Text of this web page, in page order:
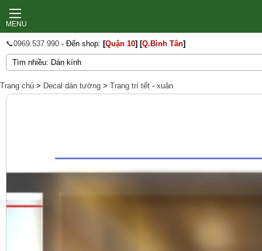
MENU
📞0969.537.990 - Đến shop: [Quận 10] [Q.Bình Tân]
Trang chủ > Decal dán tường > Trang trí tết - xuân